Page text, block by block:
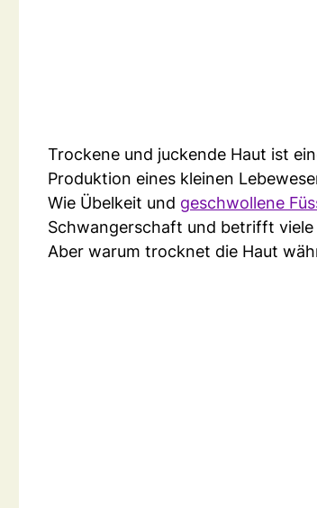
Trockene und juckende Haut ist
Produktion eines kleinen
Wie Übelkeit und geschwollene
Schwangerschaft und betrifft viele
Aber warum trocknet die Haut